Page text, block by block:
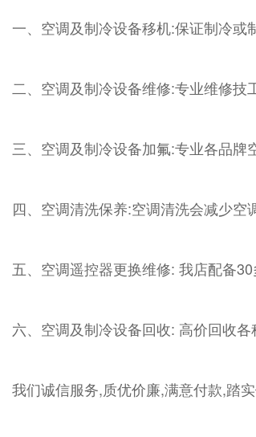
一、空调及制冷设备移机:保证制冷或
二、空调及制冷设备维修:专业维修技
三、空调及制冷设备加氟:专业各品牌
四、空调清洗保养:空调清洗会减少空
五、空调遥控器更换维修: 我店配备
六、空调及制冷设备回收: 高价回收
我们诚信服务,质优价廉,满意付款,踏